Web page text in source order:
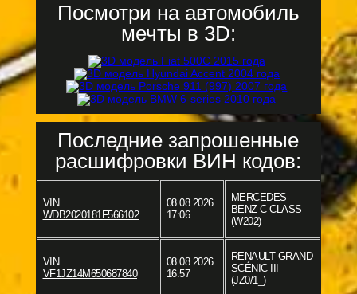
Посмотри на автомобиль
мечты в 3D:
Последние запрошенные
расшифровки ВИН кодов:
VIN
WDB2020181F566102
08.08.2026
17:06
MERCEDES-
BENZC-CLASS
(W202)
VIN
VF1JZ14M650687840
08.08.2026
16:57
RENAULTGRAND
SCÉNIC III
(JZ0/1_)